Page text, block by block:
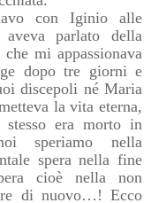
con Iginio alle
parlato della
mi appassionava
dopo tre giorni e
discepoli né Maria
la vita eterna,
era morto in
speriamo nella
spera nella fine
cioè nella non
di nuovo…! Ecco